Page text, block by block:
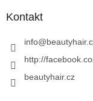
Kontakt
info@
http://
beautyhair.cz